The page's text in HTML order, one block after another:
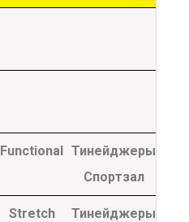
Functional Тинейджеры
Спортзал
Stretch
Тинейджеры